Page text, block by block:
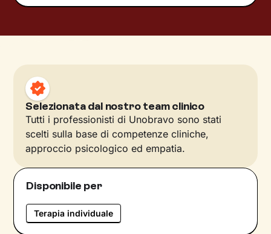
Selezionata dal nostro team clinico
Tutti i professionisti di Unobravo sono stati
scelti sulla base di competenze cliniche,
approccio psicologico ed empatia.
Disponibile per
Terapia individuale